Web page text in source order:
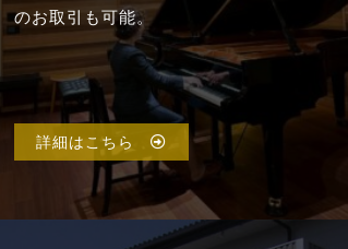
のお取引も可能。
詳細はこちら